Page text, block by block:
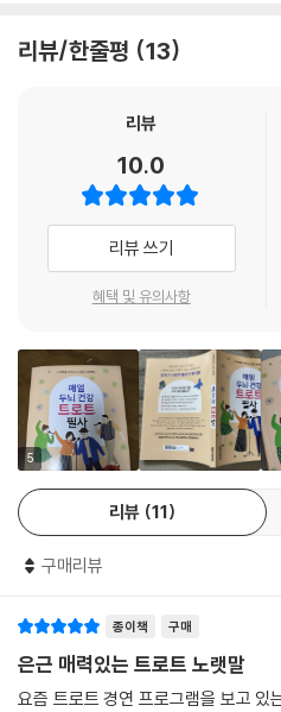
력까지 기를 수 있습니다.
· 하루에 딱 한 곡만 정성껏!
씨체보다는 ‘나만의 추억’을 남긴다는
· 오늘의 기분을 여백에 적어보세요
책의 빈 공간에 노랫말을 쓰면서 느낀
이 아니라 나만의 소중한 ‘인생 일기장
리뷰/한줄평 13
리뷰
10.0
리뷰 쓰기
혜택 및 유의사항
5
리뷰 11
구매리뷰
종이책 구매
은근 매력있는 트로트 노랫말
요즘 트로트 경연 프로그램을 보고 있